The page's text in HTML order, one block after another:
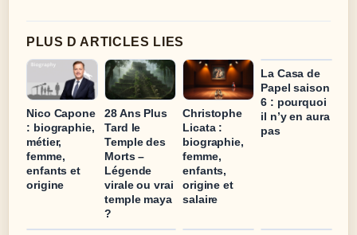
PLUS D ARTICLES LIES
Nico Capone
: biographie,
métier,
femme,
enfants et
origine
28 Ans Plus
Tard le
Temple des
Morts –
Légende
virale ou vrai
temple maya
?
Christophe
Licata :
biographie,
femme,
enfants,
origine et
salaire
La Casa de
Papel saison
6 : pourquoi
il n’y en aura
pas